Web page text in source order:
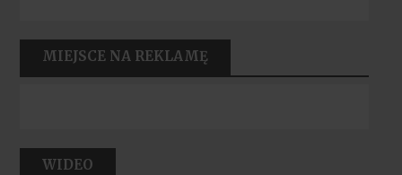
MIEJSCE NA REKLAMĘ
WIDEO